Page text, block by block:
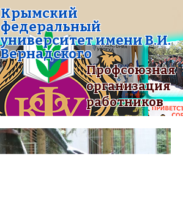
Крымский
федеральный
университет имени В.И.
Вернадского
Профсоюзная
организация
работников